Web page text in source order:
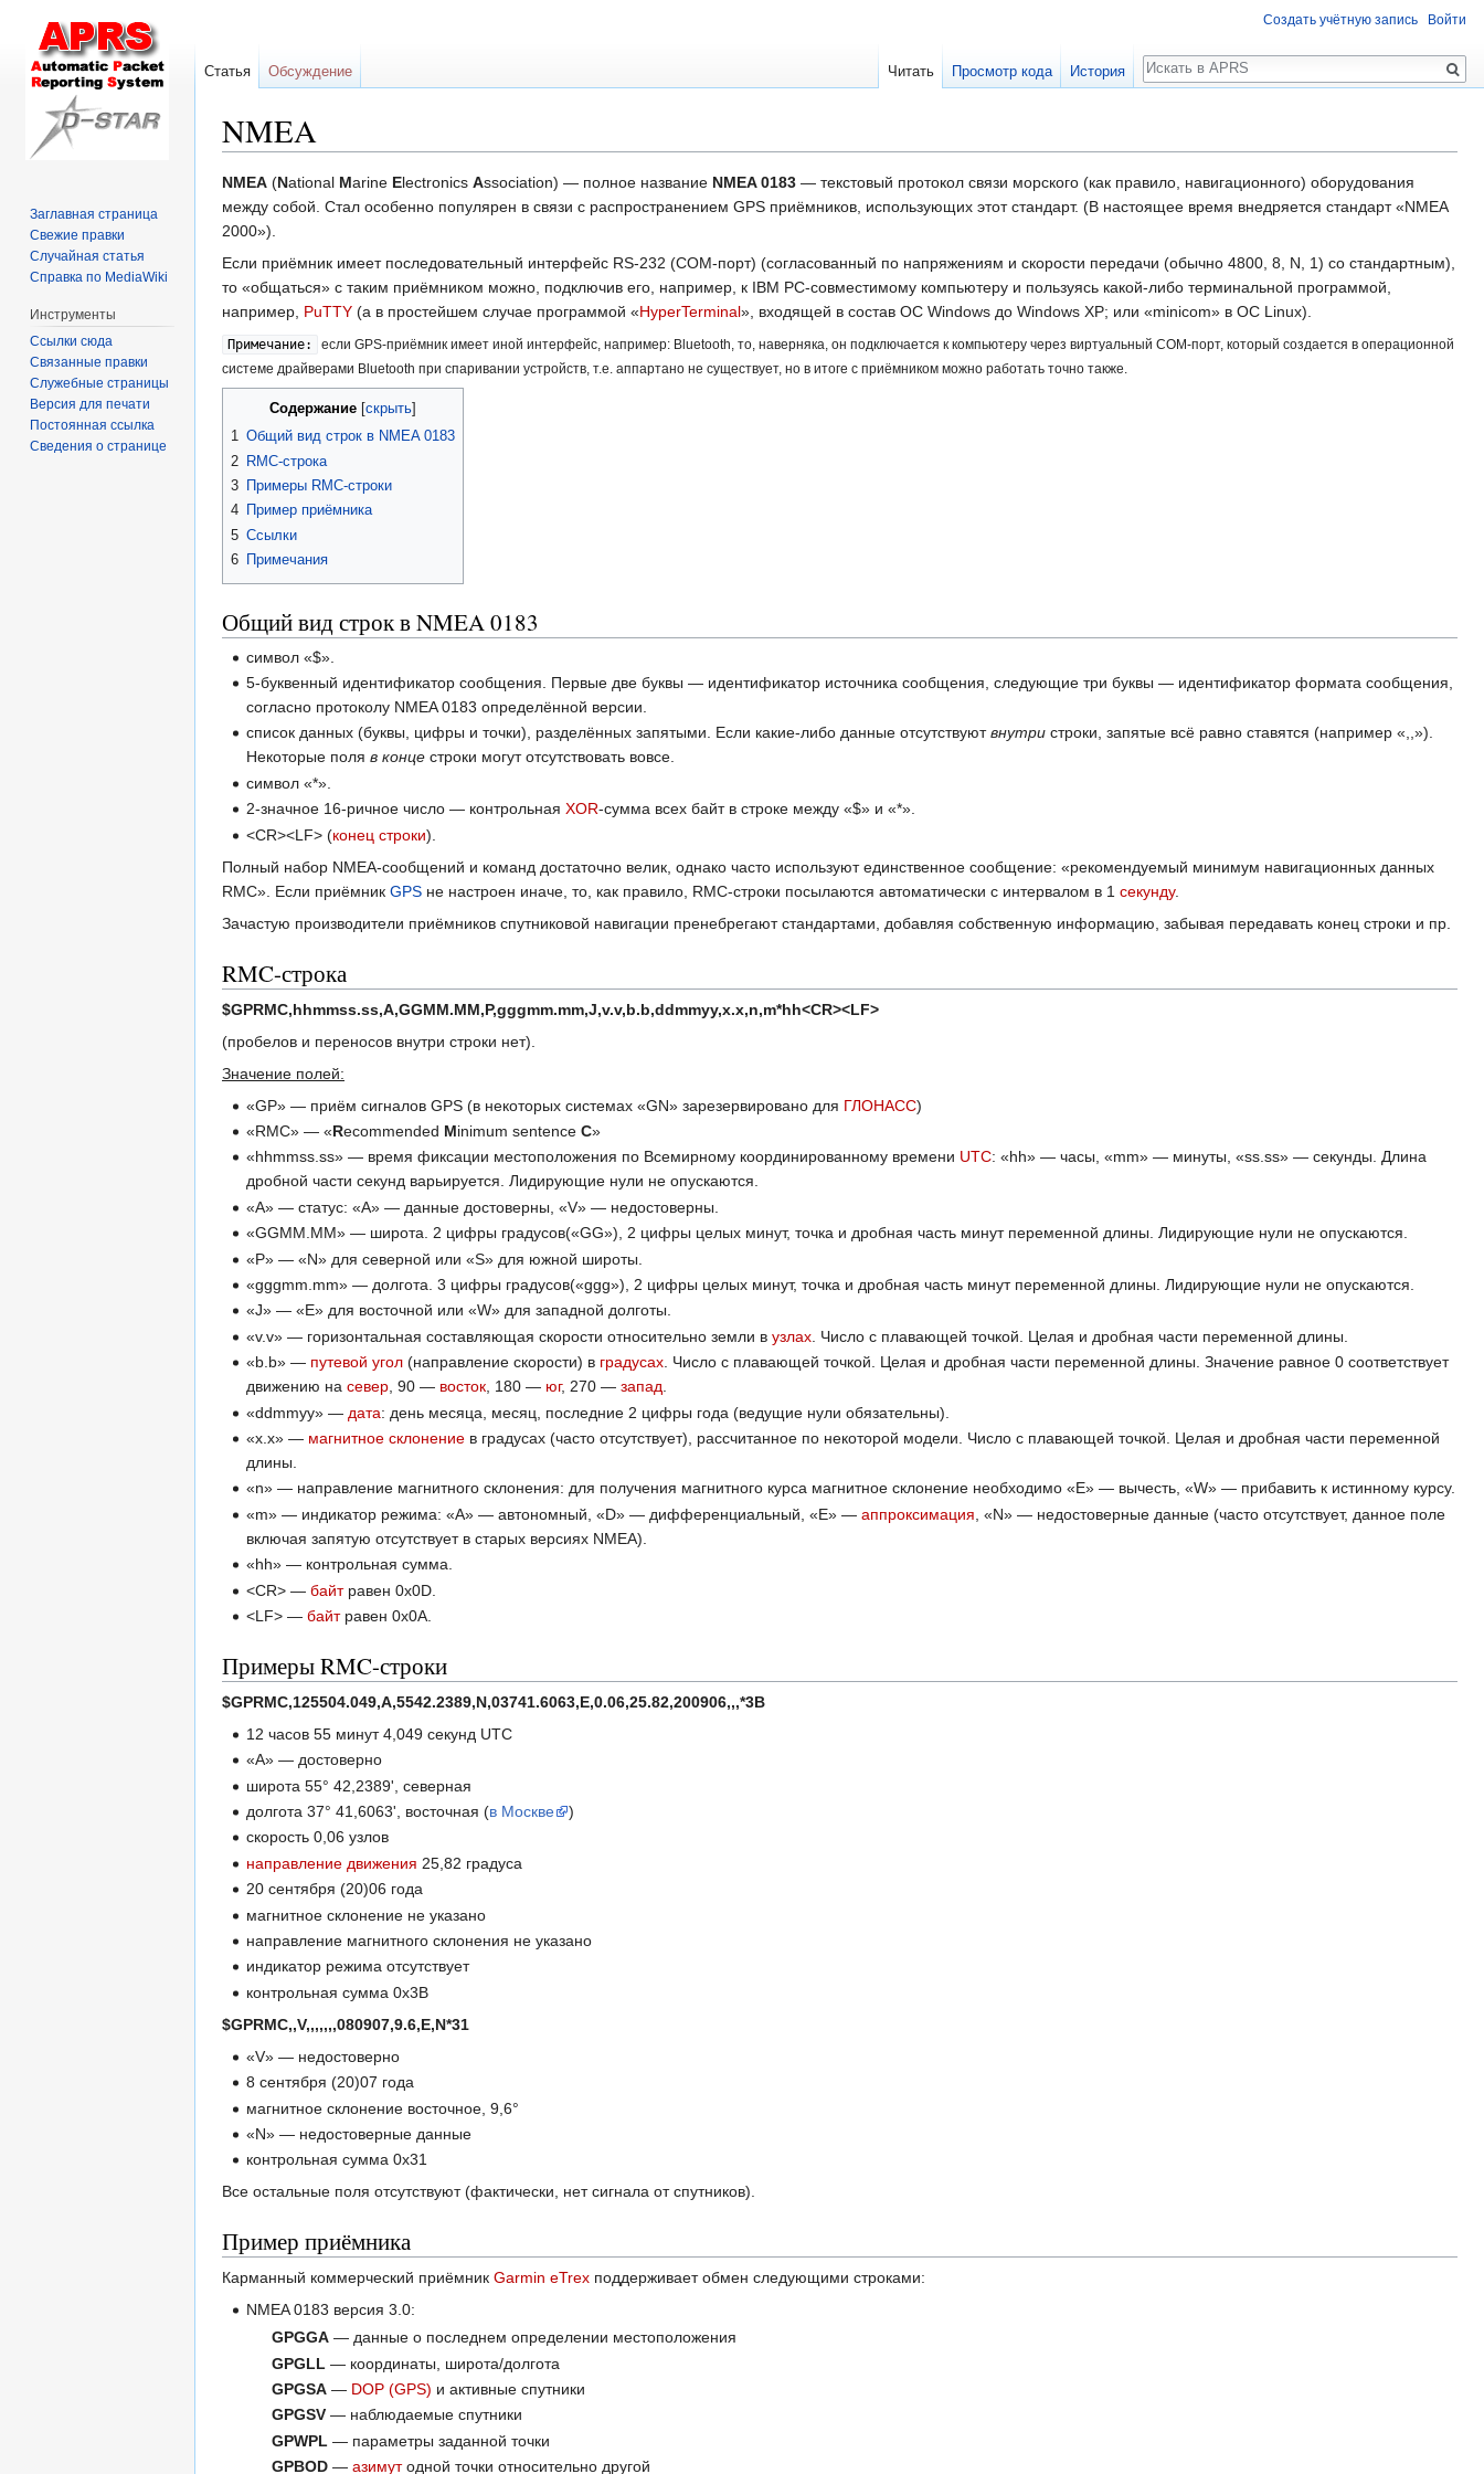
NMEA
Перейти
к
навигации
Перейти
к
поиску
NMEA (National Marine Electronics Association) — полное название NMEA 0183 — текстовый протокол связи морского (как правило, навигационного) оборудования
между собой. Стал особенно популярен в связи с распространением GPS приёмников, использующих этот стандарт. (В настоящее время внедряется стандарт «NMEA
2000»).
Если приёмник имеет последовательный интерфейс RS-232 (COM-порт) (согласованный по напряжениям и скорости передачи (обычно 4800, 8, N, 1) со стандартным),
то «общаться» с таким приёмником можно, подключив его, например, к IBM PC-совместимому компьютеру и пользуясь какой-либо терминальной программой,
например, PuTTY (а в простейшем случае программой «HyperTerminal», входящей в состав ОС Windows до Windows XP; или «minicom» в ОС Linux).
Примечание:
если GPS-приёмник имеет иной интерфейс, например: Bluetooth, то, наверняка, он подключается к компьютеру через виртуальный COM-порт, который создается в операционной
системе драйверами Bluetooth при спаривании устройств, т.е. аппартано не существует, но в итоге с приёмником можно работать точно также.
Содержание
1 Общий вид строк в NMEA 0183
2 RMC-строка
3 Примеры RMC-строки
4 Пример приёмника
5 Ссылки
6 Примечания
Общий вид строк в NMEA 0183
символ «$».
5-буквенный идентификатор сообщения. Первые две буквы — идентификатор источника сообщения, следующие три буквы — идентификатор формата сообщения,
согласно протоколу NMEA 0183 определённой версии.
список данных (буквы, цифры и точки), разделённых запятыми. Если какие-либо данные отсутствуютвнутри строки, запятые всё равно ставятся (например «,,»).
Некоторые поляв конце строки могут отсутствовать вовсе.
символ «*».
2-значное 16-ричное число — контрольнаяXOR-сумма всех байт в строке между «$» и «*».
<CR><LF> (конец строки).
Полный набор NMEA-сообщений и команд достаточно велик, однако часто используют единственное сообщение: «pекомендуемый минимум навигационных данных
RMC». Если приёмник GPS не настроен иначе, то, как правило, RMC-строки посылаются автоматически с интервалом в 1 секунду.
Зачастую производители приёмников спутниковой навигации пренебрегают стандартами, добавляя собственную информацию, забывая передавать конец строки и пр.
RMC-строка
$GPRMC,hhmmss.ss,A,GGMM.MM,P,gggmm.mm,J,v.v,b.b,ddmmyy,x.x,n,m*hh<CR><LF>
(пробелов и переносов внутри строки нет).
Значение полей:
«GP» — приём сигналов GPS (в некоторых системах «GN» зарезервировано для ГЛОНАСС)
«RMC» — «Recommended Minimum sentenceC»
«hhmmss.ss» — время фиксации местоположения по Всемирному координированному времени UTC: «hh» — часы, «mm» — минуты, «ss.ss» — секунды. Длина
дробной части секунд варьируется. Лидирующие нули не опускаются.
«A» — статус: «A» — данные достоверны, «V» — недостоверны.
«GGMM.MM» — широта. 2 цифры градусов(«GG»), 2 цифры целых минут, точка и дробная часть минут переменной длины. Лидирующие нули не опускаются.
«P» — «N» для северной или «S» для южной широты.
«gggmm.mm» — долгота. 3 цифры градусов(«ggg»), 2 цифры целых минут, точка и дробная часть минут переменной длины. Лидирующие нули не опускаются.
«J» — «E» для восточной или «W» для западной долготы.
«v.v» — горизонтальная составляющая скорости относительно земли вузлах . Число с плавающей точкой. Целая и дробная части переменной длины.
«b.b» — путевой угол (направление скорости) в градусах . Число с плавающей точкой. Целая и дробная части переменной длины. Значение равное 0 соответствует
движению насевер , 90 — восток , 180 — юг, 270 —запад
«ddmmyy» — дата: день месяца, месяц, последние 2 цифры года (ведущие нули обязательны).
«x.x» — магнитное склонение в градусах (часто отсутствует), рассчитанное по некоторой модели. Число с плавающей точкой. Целая и дробная части переменной
длины.
«n» — направление магнитного склонения: для получения магнитного курса магнитное склонение необходимо «E» — вычесть, «W» — прибавить к истинному курсу.
«m» — индикатор режима: «A» — автономный, «D» — дифференциальный, «E» —аппроксимация , «N» — недостоверные данные (часто отсутствует, данное поле
включая запятую отсутствует в старых версиях NMEA).
«hh» — контрольная сумма.
<CR> —байтравен 0x0D.
<LF> —байтравен 0x0A.
Примеры RMC-строки
$GPRMC,125504.049,A,5542.2389,N,03741.6063,E,0.06,25.82,200906,,,*3B
12 часов 55 минут 4,049 секунд UTC
«A» — достоверно
широта 55° 42,2389', северная
долгота 37° 41,6063', восточная (в Москве
)
скорость 0,06 узлов
направление движения 25,82 градуса
20 сентября (20)06 года
магнитное склонение не указано
направление магнитного склонения не указано
индикатор режима отсутствует
контрольная сумма 0x3B
$GPRMC,,V,,,,,,,080907,9.6,E,N*31
«V» — недостоверно
8 сентября (20)07 года
магнитное склонение восточное, 9,6°
«N» — недостоверные данные
контрольная сумма 0x31
Все остальные поля отсутствуют (фактически, нет сигнала от спутников).
Пример приёмника
Карманный коммерческий приёмник Garmin eTrex поддерживает обмен следующими строками:
NMEA 0183 версия 3.0:
GPGGA— данные о последнем определении местоположения
GPGLL — координаты, широта/долгота
GPGSA— DOP (GPS) и активные спутники
GPGSV— наблюдаемые спутники
GPWPL — параметры заданной точки
GPBOD— азимутодной точки относительно другой
Создать учётную запись Войти
Статья Обсуждение Читать Просмотр кода История
Поиск
Заглавная страница
Свежие правки
Случайная статья
Справка по MediaWiki
Инструменты
Ссылки сюда
Связанные правки
Служебные страницы
Версия для печати
Постоянная ссылка
Сведения о странице